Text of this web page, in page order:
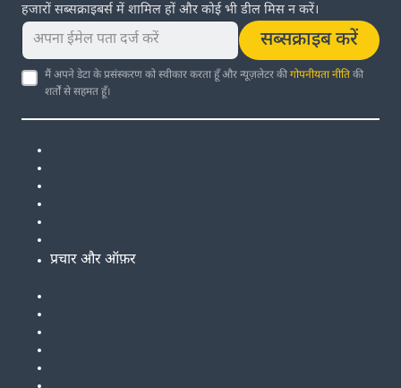
हजारों सब्सक्राइबर्स में शामिल हों और कोई भी डील मिस न करें।
सब्सक्राइब करें
मैं अपने डेटा के प्रसंस्करण को स्वीकार करता हूँ और न्यूज़लेटर कीगोपनीयता नीतिकी
शर्तों से सहमत हूँ।
प्रचार और ऑफ़र